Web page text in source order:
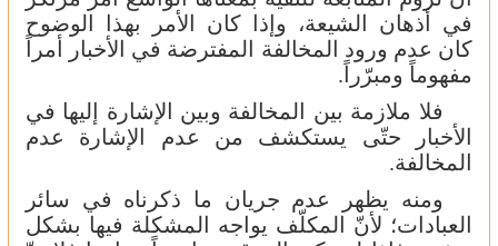
في أذهان الشيعة، وإذا كان الأمر بهذا الوضوح
كان عدم ورود المخالفة المفترضة في الأخبار أمراً
مفهوماً ومبرّراً.
فلا ملازمة بين المخالفة وبين الإشارة إليها في
الأخبار حتّى يستكشف من عدم الإشارة عدم
المخالفة.
ومنه يظهر عدم جريان ما ذكرناه في سائر
العبادات؛ لأنّ المكلّف يواجه المشكلة فيها بشكل